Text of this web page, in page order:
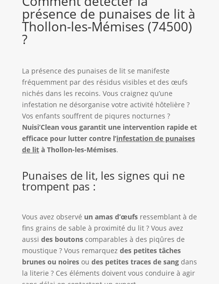
présence de punaises de lit à
Thollon-les-Mémises (74500)
?
La présence des punaises de lit se manifeste
fréquemment par des résidus visibles et des œufs
nichés dans les recoins. Vous craignez qu’une
infestation ne désorganise votre activité hôtelière ?
Vos enfants souffrent de piqures nocturnes ?
Nuisi’Clean vous garantit une intervention rapide et
efficace pour lutter contre l’infestation de punaises
de lità Thollon-les-Mémises.
Punaises de lit, les signes qui ne
trompent pas :
Vous avez observé un amas d’œufsressemblant à de
fins grains de sable à proximité du lit ? Vous avez
aussi des boutonscomparables à des piqûres de
moustique ? Vous remarquez des petites tâches
brunes ou noiresou des petites traces de sangdans
la literie ? Ces éléments doivent vous conduire à agir